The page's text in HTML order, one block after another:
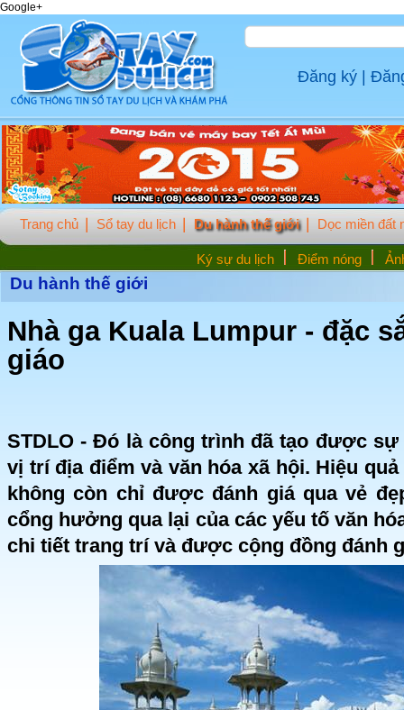
Google+
Đăng ký
Trang chủ Sổ tay du lịch Du hành thế giới
Ký sự du lịch Điểm nóng
Dọc miền đất
Du hành thế giới
Nhà ga Kuala Lumpur - đặc
giáo
STDLO - Đó là công trình đã tạo được
vị trí địa điểm và văn hóa xã hội. Hiệu
không còn chỉ được đánh giá qua vẻ
cổng hưởng qua lại của các yếu tố văn
chi tiết trang trí và được cộng đồng đánh